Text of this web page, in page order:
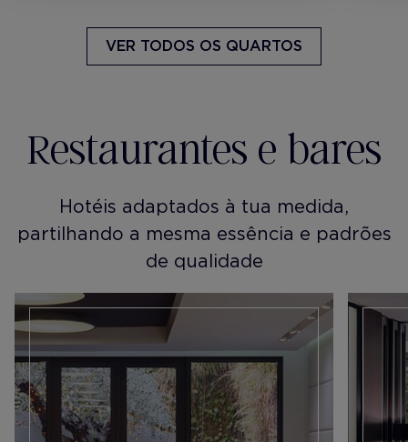
VER TODOS OS QUARTOS
Restaurantes e bares
Hotéis adaptados à tua medida,
partilhando a mesma essência e padrões
de qualidade